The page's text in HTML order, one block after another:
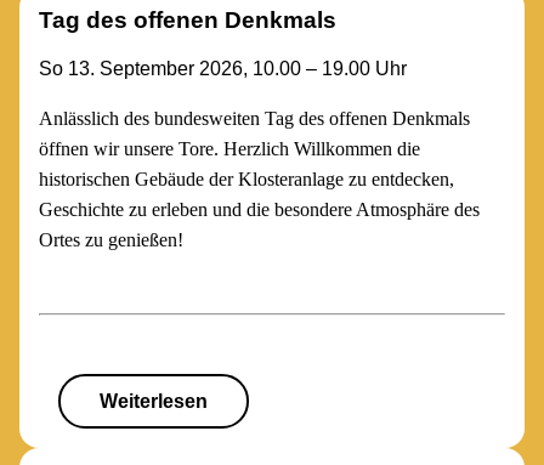
Tag des offenen Denkmals
So 13. September 2026, 10.00 – 19.00 Uhr
Anlässlich des bundesweiten Tag des offenen Denkmals
öffnen wir unsere Tore. Herzlich Willkommen die
historischen Gebäude der Klosteranlage zu entdecken,
Geschichte zu erleben und die besondere Atmosphäre des
Ortes zu genießen!
Weiterlesen